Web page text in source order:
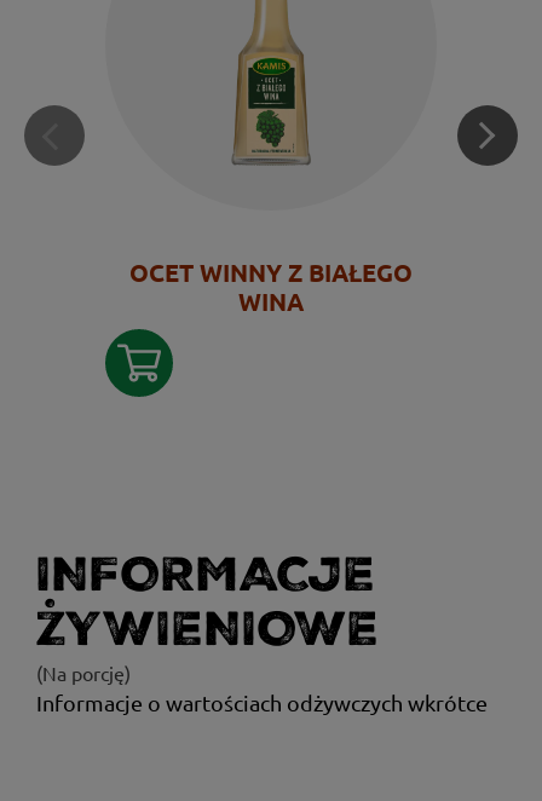
OCET WINNY Z BIAŁEGO
WINA
INFORMACJE
ŻYWIENIOWE
(Na porcję)
Informacje o wartościach odżywczych wkrótce